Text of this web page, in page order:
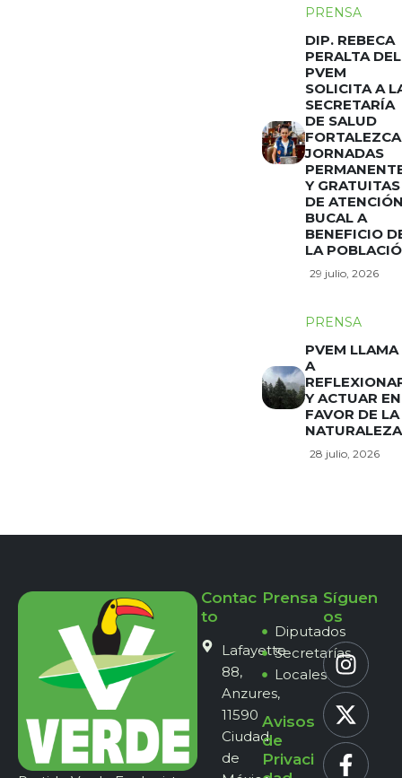
PRENSA
DIP. REBECA
PERALTA DEL
PVEM
SOLICITA A
SECRETARÍA
DE SALUD
FORTALEZCA
JORNADAS
Y GRATUITAS
DE
BUCAL A
BENEFICIO
LA
29 julio, 2026
PRENSA
PVEM LLAMA
A
Y ACTUAR EN
FAVOR DE LA
NATURALEZA
28 julio, 2026
Contac
to
Lafayette
88,
Anzures,
11590
Ciudad
de
Prensa
Diputados
Secretarías
Locales
Avisos
de
Privaci
Síguen
os